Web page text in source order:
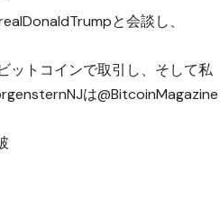
と会談し、
ットコインで取引し、そして私
は@BitcoinMagazine